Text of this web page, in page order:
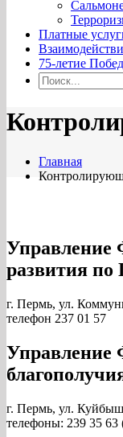
Платные
75-летие
Главная
Управление
развития
г. Пермь, ул.
телефон 237 01 57
Управление
г. Пермь, ул.
телефоны: 239 35 63